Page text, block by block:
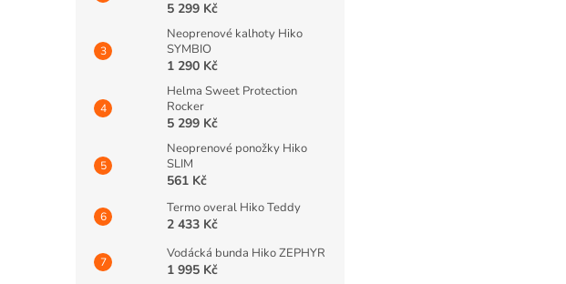
5 299 Kč
Neoprenové kalhoty Hiko
SYMBIO
1 290 Kč
Helma Sweet Protection
Rocker
5 299 Kč
Neoprenové ponožky Hiko
SLIM
561 Kč
Termo overal Hiko Teddy
2 433 Kč
Vodácká bunda Hiko ZEPHYR
1 995 Kč